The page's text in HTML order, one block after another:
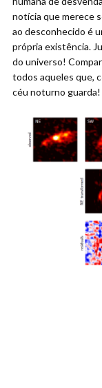
notícia que merece
ao desconhecido é
própria existência.
do universo!
todos aqueles que,
céu noturno guarda!